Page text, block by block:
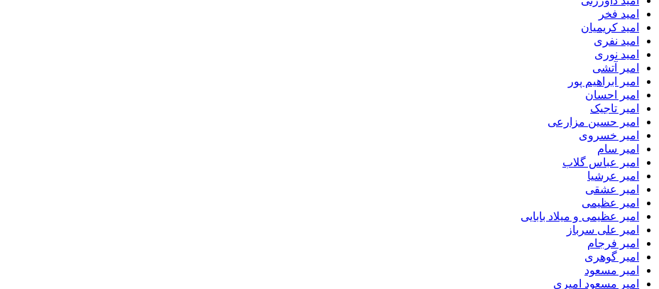
امید فخر
امید کریمیان
امید نفری
امید نوری
امیر آتشی
امیر ابراهیم پور
امیر احسان
امیر تاجیک
امیر حسین مزارعی
امیر خسروی
امیر سام
امیر عباس گلاب
امیر عرشیا
امیر عشقی
امیر عظیمی
امیر عظیمی و میلاد بابایی
امیر علی سرباز
امیر فرجام
امیر گوهری
امیر مسعود
امیر مسعود امیری